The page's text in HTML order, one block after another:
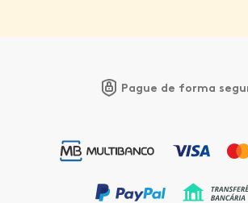
Pague de forma